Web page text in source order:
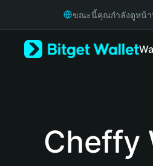
Русский
ขณะนี้คุณกำลังดูหน้า
Cheffy